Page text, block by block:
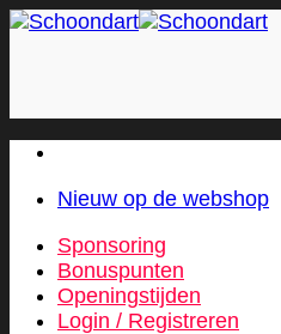
Skip
Nieuw op de webshop
Sponsoring
Bonuspunten
Openingstijden
Login / Registreren